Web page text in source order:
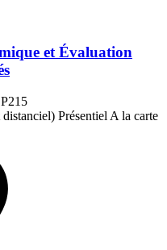
et Évaluation
Présentiel A la carte